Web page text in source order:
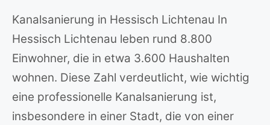
Kanalsanierung in Hessisch Lichtenau In
Hessisch Lichtenau leben rund 8.800
Einwohner, die in etwa 3.600 Haushalten
wohnen. Diese Zahl verdeutlicht, wie wichtig
eine professionelle Kanalsanierung ist,
insbesondere in einer Stadt, die von einer